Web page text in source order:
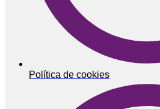
Política de cookies